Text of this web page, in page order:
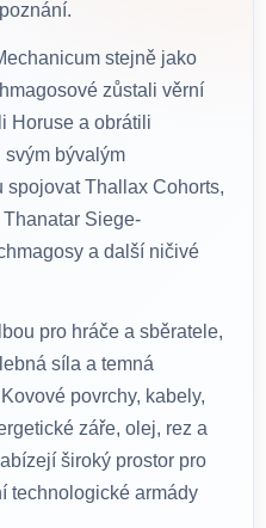
stejně jako
zůstali věrní
Horuse a obrátili
svým bývalým
spojovat Thallax Cohorts,
Siege-
a další ničivé
pro hráče a sběratele,
síla a temná
povrchy, kabely,
záře, olej, rez a
široký prostor pro
technologické armády